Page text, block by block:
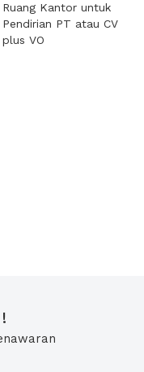
Ruang Kantor untuk
Pendirian PT atau CV
plus VO